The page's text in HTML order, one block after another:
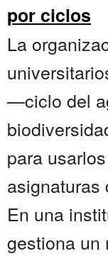
por ciclos
La
—ciclo del
para
asignaturas
En una
gestiona un